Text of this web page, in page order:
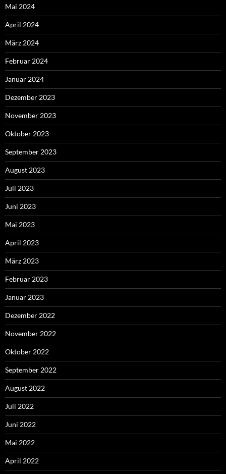
Mai 2024
April 2024
März 2024
Februar 2024
Januar 2024
Dezember 2023
November 2023
Oktober 2023
September 2023
August 2023
Juli 2023
Juni 2023
Mai 2023
April 2023
März 2023
Februar 2023
Januar 2023
Dezember 2022
November 2022
Oktober 2022
September 2022
August 2022
Juli 2022
Juni 2022
Mai 2022
April 2022